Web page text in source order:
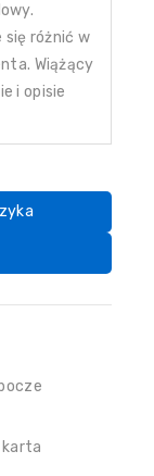
różnić w
Wiążący
i opisie